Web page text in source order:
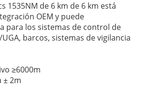
1535NM de 6 km de 6 km está
OEM y puede
para los sistemas de control de
barcos, sistemas de vigilancia
≥6000m
± 2m